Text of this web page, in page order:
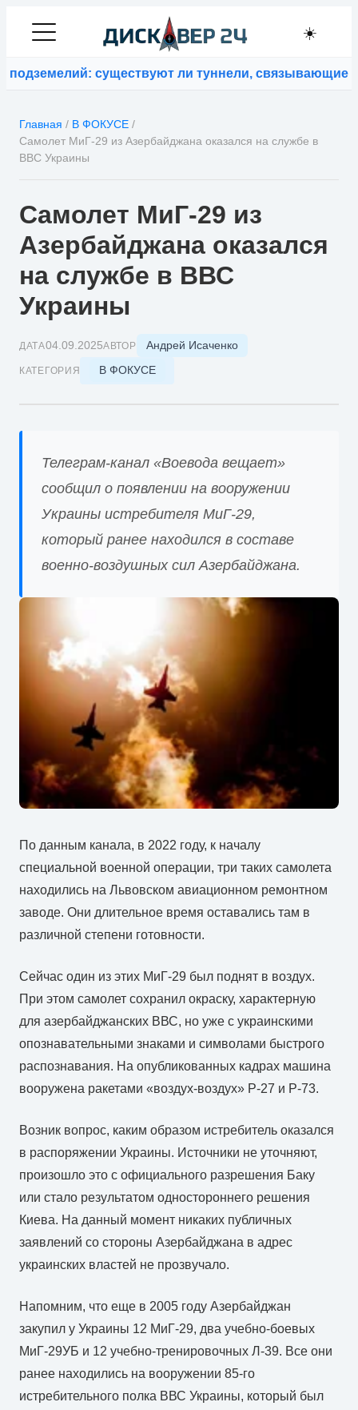
☀️
существуют ли туннели, связывающие
Главная / В ФОКУСЕ /
Самолет МиГ-29 из Азербайджана оказался на службе в
ВВС Украины
Самолет МиГ-29 из
Азербайджана оказался
на службе в ВВС
Украины
ДАТА04.09.2025АВТОР Андрей Исаченко
КАТЕГОРИЯ В ФОКУСЕ
Телеграм-канал «Воевода вещает»
сообщил о появлении на вооружении
Украины истребителя МиГ-29,
который ранее находился в составе
военно-воздушных сил Азербайджана.
По данным канала, в 2022 году, к началу
специальной военной операции, три таких самолета
находились на Львовском авиационном ремонтном
заводе. Они длительное время оставались там в
различной степени готовности.
Сейчас один из этих МиГ-29 был поднят в воздух.
При этом самолет сохранил окраску, характерную
для азербайджанских ВВС, но уже с украинскими
опознавательными знаками и символами быстрого
распознавания. На опубликованных кадрах машина
вооружена ракетами «воздух-воздух» Р-27 и Р-73.
Возник вопрос, каким образом истребитель оказался
в распоряжении Украины. Источники не уточняют,
произошло это с официального разрешения Баку
или стало результатом одностороннего решения
Киева. На данный момент никаких публичных
заявлений со стороны Азербайджана в адрес
украинских властей не прозвучало.
Напомним, что еще в 2005 году Азербайджан
закупил у Украины 12 МиГ-29, два учебно-боевых
МиГ-29УБ и 12 учебно-тренировочных Л-39. Все они
ранее находились на вооружении 85-го
истребительного полка ВВС Украины, который был